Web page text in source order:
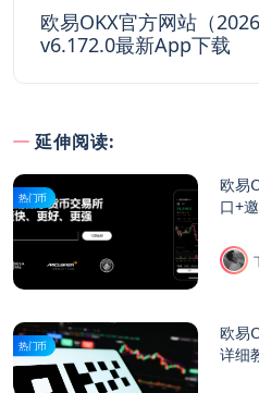
欧易OKX官方网站（
v6.172.0最新App下载
延伸阅读:
热门币
欧易
口+
热门币
欧易
详细